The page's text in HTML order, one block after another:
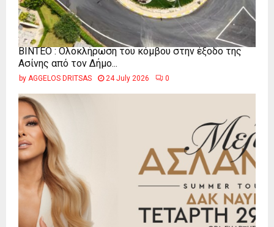
ΒΙΝΤΕΟ : Ολοκλήρωση του κόμβου στην έξοδο της
Ασίνης από τον Δήμο...
by AGGELOS DRITSAS 24 July 2026 0